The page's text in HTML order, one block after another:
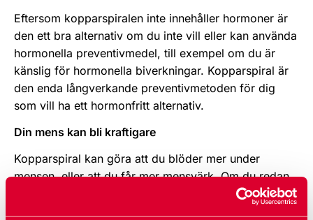
Eftersom kopparspiralen inte innehåller hormoner är
den ett bra alternativ om du inte vill eller kan använda
hormonella preventivmedel, till exempel om du är
känslig för hormonella biverkningar. Kopparspiral är
den enda långverkande preventivmetoden för dig
som vill ha ett hormonfritt alternativ.
Din mens kan bli kraftigare
Kopparspiral kan göra att du blöder mer under
mensen, eller att du får mer mensvärk. Om du redan
har rikliga blödningar eller mycket mensvärk kan det